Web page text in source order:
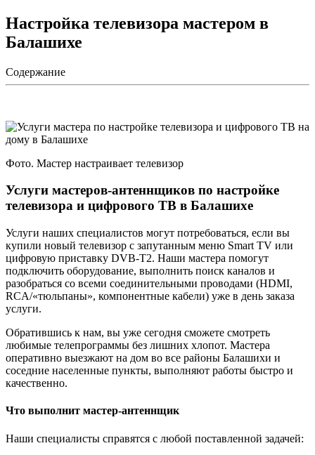
Настройка телевизора мастером в
Балашихе
Содержание
Фото. Мастер настраивает телевизор
Услуги мастеров-антеннщиков по настройке
телевизора и цифрового ТВ в Балашихе
Услуги наших специалистов могут потребоваться, если вы
купили новый телевизор с запутанным меню Smart TV или
цифровую приставку DVB-T2. Наши мастера помогут
подключить оборудование, выполнить поиск каналов и
разобраться со всеми соединительными проводами (HDMI,
RCA/«тюльпаны», компонентные кабели) уже в день заказа
услуги.
Обратившись к нам, вы уже сегодня сможете смотреть
любимые телепрограммы без лишних хлопот. Мастера
оперативно выезжают на дом во все районы Балашихи и
соседние населенные пункты, выполняют работы быстро и
качественно.
Что выполнит мастер-антеннщик
Наши специалисты справятся с любой поставленной задачей: